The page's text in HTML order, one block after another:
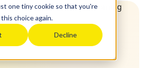
one tiny cookie so that you're
choice again.
Decline